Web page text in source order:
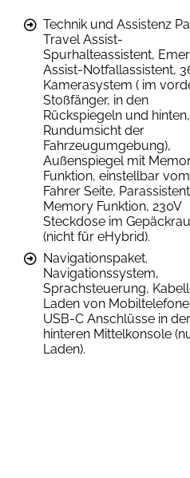
Technik und Assistenz
Travel Assist-
Spurhalteassistent,
Assist-Notfallassistent,
Kamerasystem ( im
Stoßfänger, in den
Rückspiegeln und hinten,
Rundumsicht der
Fahrzeugumgebung),
Außenspiegel mit
Funktion, einstellbar vom
Fahrer Seite,
Memory Funktion, 230V
Steckdose im
(nicht für eHybrid).
Navigationspaket.
Navigationssystem,
Sprachsteuerung,
Laden von
USB-C Anschlüsse in der
hinteren Mittelkonsole
Laden).